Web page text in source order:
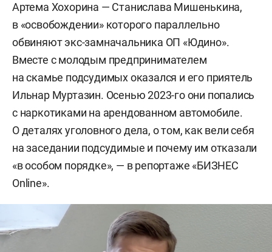
Артема Хохорина — Станислава Мишенькина,
в «освобождении» которого параллельно
обвиняют экс-замначальника ОП «Юдино».
Вместе с молодым предпринимателем
на скамье подсудимых оказался и его приятель
Ильнар Муртазин. Осенью 2023-го они попались
с наркотиками на арендованном автомобиле.
О деталях уголовного дела, о том, как вели себя
на заседании подсудимые и почему им отказали
«в особом порядке», — в репортаже «БИЗНЕС
Online».